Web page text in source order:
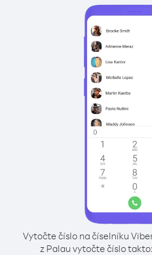
Vytočte číslo na číselníku
z Palau vytočte číslo takto: